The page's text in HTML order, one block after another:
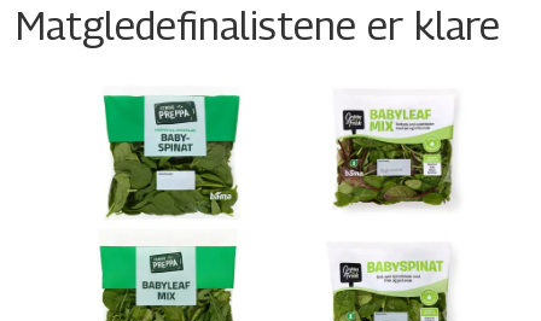
Matgledefinalistene er klare